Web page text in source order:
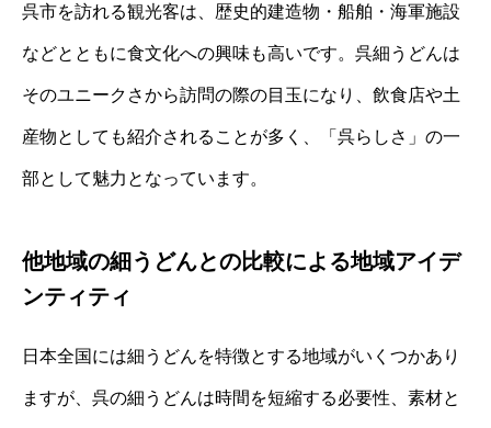
呉市を訪れる観光客は、歴史的建造物・船舶・海軍施設
などとともに食文化への興味も高いです。呉細うどんは
そのユニークさから訪問の際の目玉になり、飲食店や土
産物としても紹介されることが多く、「呉らしさ」の一
部として魅力となっています。
他地域の細うどんとの比較による地域アイデ
ンティティ
日本全国には細うどんを特徴とする地域がいくつかあり
ますが、呉の細うどんは時間を短縮する必要性、素材と